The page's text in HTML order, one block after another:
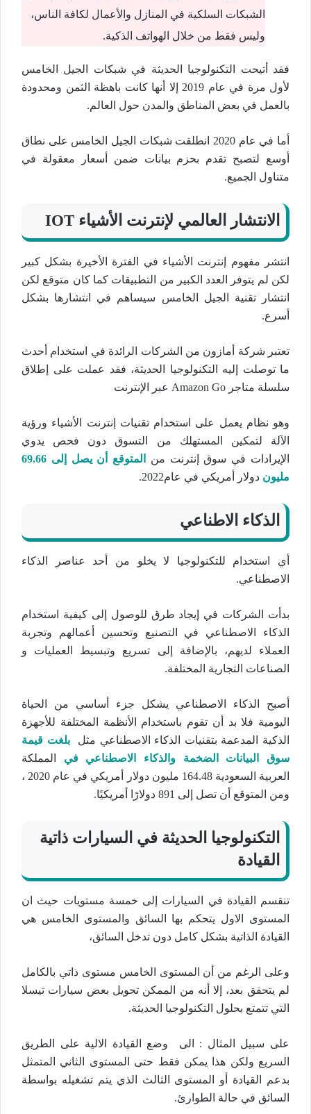
الشبكات السلكية في المنازل والأعمال لكافة الناس،
وليس فقط من خلال الهواتف الذكية.
فقد أتيحت التكنولوجيا الحديثة في شبكات الجيل الخامس
لأول مرة في عام 2019 إلا أنها كانت باهظة الثمن ومحدودة
بالعمل في بعض المناطق والمدن حول العالم.
أما في عام 2020 انطلقت شبكات الجيل الخامس على نطاق
أوسع لتصبح تقدم بحزم بيانات ضمن أسعار معقولة في
متناول الجميع.
الانتشار العالمي لإنترنت الأشياءIOT
انتشر مفهوم إنترنت الأشياء في الفترة الأخيرة بشكل كبير
لكن لم يتوفر العدد الكبير من التطبيقات كما كان متوقع لكن
انتشار تقنية الجيل الخامس سيساهم في انتشارها بشكل
أسرع.
تعتبر شركة أمازون من الشركات الرائدة في استخدام أحدث
ما توصلت إليه التكنولوجيا الحديثة، فقد عملت على إطلاق
سلسلة متاجر Amazon Go عبر الإنترنت
وهو نظام يعمل على استخدام تقنيات إنترنت الأشياء ورؤية
الآلة لتمكين المستهلك من التسوق دون فحص يدوي
الإيرادات في سوق إنترنت من
المتوقع أن يصل إلى 69.66
مليون دولار أمريكي في عام2022.
الذكاء الاطناعي
أي استخدام للتكنولوجيا لا يخلو من أحد عناصر الذكاء
الاصطناعي.
بدأت الشركات في إيجاد طرق للوصول إلى كيفية استخدام
الذكاء الاصطناعي في التصنيع وتحسين أعمالهم وتجربة
العملاء لديهم، بالإضافة إلى تسريع وتبسيط العمليات و
الصناعات التجارية المختلفة.
أصبح الذكاء الاصطناعي يشكل جزء أساسي من الحياة
اليومية فلا بد أن تقوم باستخدام الأنظمة المختلفة للأجهزة
الذكية المدعمة بتقنيات الذكاء الاصطناعي مثلبلغت قيمة
سوق البيانات الضخمة والذكاء الاصطناعي في المملكة
العربية السعودية 164.48 مليون دولار أمريكي في عام 2020 ،
ومن المتوقع أن تصل إلى 891 دولارًا أمريكيًا.
التكنولوجيا الحديثة في السيارات ذاتية
القيادة
تنقسم القيادة في السيارات إلى خمسة مستويات حيث ان
المستوى الاول يتحكم بها السائق والمستوى الخامس هي
القيادة الذاتية بشكل كامل دون تدخل السائق،
وعلى الرغم من أن المستوى الخامس مستوى ذاتي بالكامل
لم يتحقق بعد، إلا أنه من الممكن تحويل بعض سيارات تيسلا
التي تتمتع بحلول التكنولوجيا الحديثة.
على سبيل المثال : الى وضع القيادة الالية على الطريق
السريع ولكن هذا يمكن فقط حتى المستوى الثاني المتمثل
بدعم القيادة أو المستوى الثالث الذي يتم تشغيله بواسطة
السائق في حالة الطوارئ.